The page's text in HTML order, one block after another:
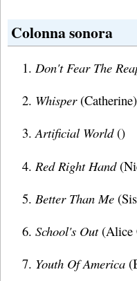
Colonna sonora
Don't Fear The
Whisper(Catherine)
Artificial World()
Red Right Hand
Better Than Me
School's Out(Alice
Youth Of America